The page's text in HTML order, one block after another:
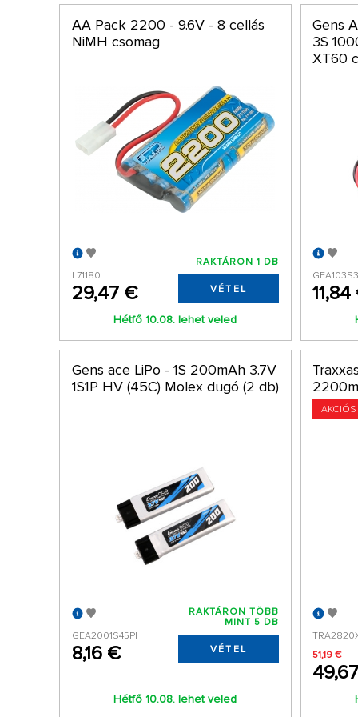
AA Pack 2200 - 9.6V - 8 cellás
NiMH csomag
L71180
29,47 €
RAKTÁRON 1 DB
VÉTEL
Hétfő 10.08. lehet veled
Gens
3S
XT60
Gens ace LiPo - 1S 200mAh 3.7V
1S1P HV (45C) Molex dugó (2 db)
GEA2001S45PH
8,16 €
RAKTÁRON TÖBB
MINT 5 DB
VÉTEL
Hétfő 10.08. lehet veled
51,19 €